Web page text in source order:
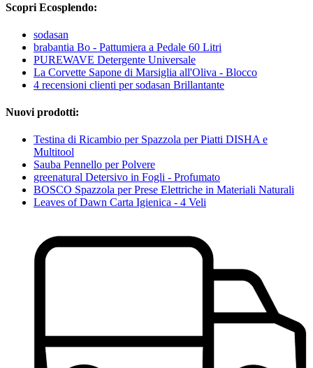
Scopri Ecosplendo:
sodasan
brabantia Bo - Pattumiera a Pedale 60 Litri
PUREWAVE Detergente Universale
La Corvette Sapone di Marsiglia all'Oliva - Blocco
4 recensioni clienti per sodasan Brillantante
Nuovi prodotti:
Testina di Ricambio per Spazzola per Piatti DISHA e
Multitool
Sauba Pennello per Polvere
greenatural Detersivo in Fogli - Profumato
BOSCO Spazzola per Prese Elettriche in Materiali Naturali
Leaves of Dawn Carta Igienica - 4 Veli